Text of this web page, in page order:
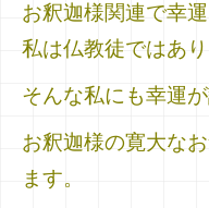
お釈迦様関連で幸
私は仏教徒ではあり
そんな私にも幸運
お釈迦様の寛大な
ます。